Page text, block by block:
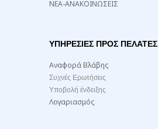
ΝΕΑ-ΑΝΑΚΟΙΝΩΣΕΙΣ
ΥΠΗΡΕΣΙΕΣ ΠΡΟΣ ΠΕΛΑΤΕΣ
Αναφορά Βλάβης
Συχνές Ερωτήσεις
Υποβολή ένδειξης
Λογαριασμός